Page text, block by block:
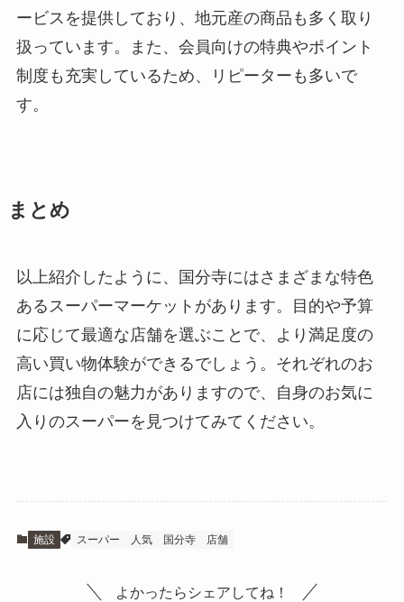
ービスを提供しており、地元産の商品も多く取り
扱っています。また、会員向けの特典やポイント
制度も充実しているため、リピーターも多いで
す。
まとめ
以上紹介したように、国分寺にはさまざまな特色
あるスーパーマーケットがあります。目的や予算
に応じて最適な店舗を選ぶことで、より満足度の
高い買い物体験ができるでしょう。それぞれのお
店には独自の魅力がありますので、自身のお気に
入りのスーパーを見つけてみてください。
施設 スーパー 人気 国分寺 店舗
よかったらシェアしてね！